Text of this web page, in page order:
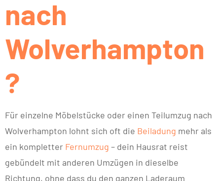
nach
Wolverhampton
?
Für einzelne Möbelstücke oder einen Teilumzug nach
Wolverhampton lohnt sich oft die Beiladung mehr als
ein kompletter Fernumzug – dein Hausrat reist
gebündelt mit anderen Umzügen in dieselbe
Richtung, ohne dass du den ganzen Laderaum